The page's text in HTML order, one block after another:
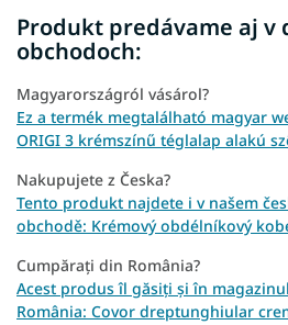
Produkt predávame aj v
obchodoch:
Magyarországról vásárol?
Ez a termék megtalálható magyar
ORIGI 3 krémszínű téglalap alakú
Nakupujete z Česka?
Tento produkt najdete i v našem
obchodě: Krémový obdélníkový
Cumpărați din România?
Acest produs îl găsiți și în
România: Covor dreptunghiular